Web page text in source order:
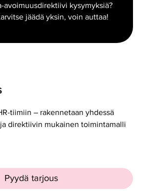
avoimuusdirektiivi kysymyksiä?
jäädä yksin, voin auttaa!
tiimiin – rakennetaan yhdessä
direktiivin mukainen toimintamalli
Pyydä tarjous